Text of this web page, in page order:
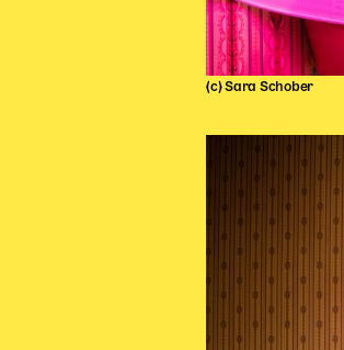
(c) Sara Schober